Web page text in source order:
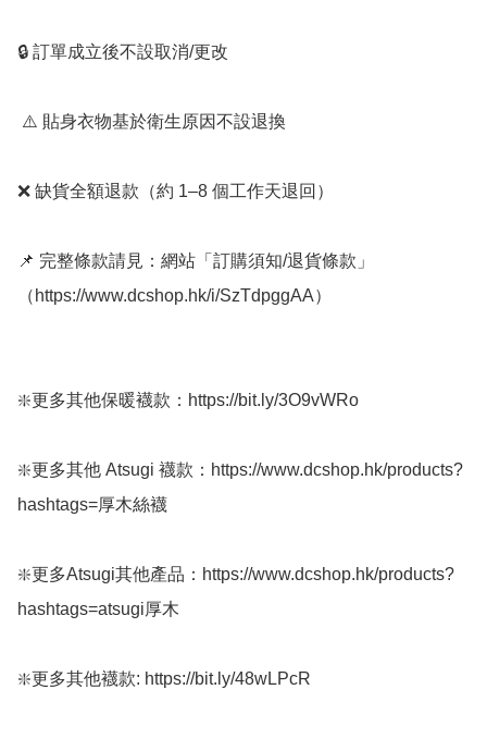
🔒 訂單成立後不設取消/更改
❌ 缺貨全額退款（約 1–8 個工作天退回）
📌 完整條款請見：網站「訂購須知/退貨條款」
（https://www.dcshop.hk/i/SzTdpggAA）
❇️更多其他保暖襪款：https://bit.ly/3O9vWRo
❇️更多其他 Atsugi 襪款：https://www.dcshop.hk/products?
hashtags=厚木絲襪
❇️更多Atsugi其他產品：https://www.dcshop.hk/products?
hashtags=atsugi厚木
❇️更多其他襪款: https://bit.ly/48wLPcR